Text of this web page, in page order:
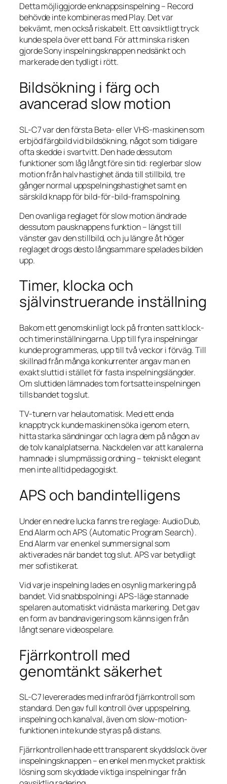
Detta möjliggjorde enknappsinspelning – Record
behövde inte kombineras med Play. Det var
bekvämt, men också riskabelt. Ett oavsiktligt tryck
kunde spela över ett band. För att minska risken
gjorde Sony inspelningsknappen nedsänkt och
markerade den tydligt i rött.
Bildsökning i färg och
avancerad slow motion
SL-C7 var den första Beta- eller VHS-maskinen som
erbjöd färgbild vid bildsökning, något som tidigare
ofta skedde i svartvitt. Den hade dessutom
funktioner som låg långt före sin tid: reglerbar slow
motion från halv hastighet ända till stillbild, tre
gånger normal uppspelningshastighet samt en
särskild knapp för bild-för-bild-framspolning.
Den ovanliga reglaget för slow motion ändrade
dessutom pausknappens funktion – längst till
vänster gav den stillbild, och ju längre åt höger
reglaget drogs desto långsammare spelades bilden
upp.
Timer, klocka och
självinstruerande inställning
Bakom ett genomskinligt lock på fronten satt klock-
och timerinställningarna. Upp till fyra inspelningar
kunde programmeras, upp till två veckor i förväg. Till
skillnad från många konkurrenter angav man en
exakt sluttid i stället för fasta inspelningslängder.
Om sluttiden lämnades tom fortsatte inspelningen
tills bandet tog slut.
TV-tunern var helautomatisk. Med ett enda
knapptryck kunde maskinen söka igenom etern,
hitta starka sändningar och lagra dem på någon av
de tolv kanalplatserna. Nackdelen var att kanalerna
hamnade i slumpmässig ordning – tekniskt elegant
men inte alltid pedagogiskt.
APS och bandintelligens
Under en nedre lucka fanns tre reglage: Audio Dub,
End Alarm och APS (Automatic Program Search).
End Alarm var en enkel summersignal som
aktiverades när bandet tog slut. APS var betydligt
mer sofistikerat.
Vid varje inspelning lades en osynlig markering på
bandet. Vid snabbspolning i APS-läge stannade
spelaren automatiskt vid nästa markering. Det gav
en form av bandnavigering som känns igen från
långt senare videospelare.
Fjärrkontroll med
genomtänkt säkerhet
SL-C7 levererades med infraröd fjärrkontroll som
standard. Den gav full kontroll över uppspelning,
inspelning och kanalval, även om slow-motion-
funktionen inte kunde styras på distans.
Fjärrkontrollen hade ett transparent skyddslock över
inspelningsknappen – en enkel men mycket praktisk
lösning som skyddade viktiga inspelningar från